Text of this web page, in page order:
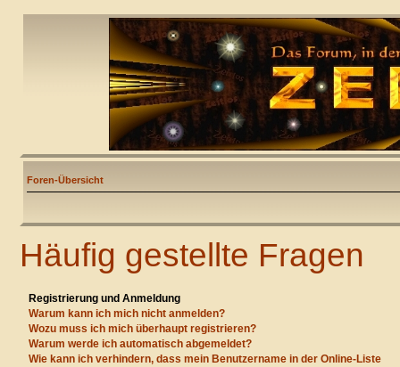
Foren-Übersicht
Häufig gestellte Fragen
Registrierung und Anmeldung
Warum kann ich mich nicht anmelden?
Wozu muss ich mich überhaupt registrieren?
Warum werde ich automatisch abgemeldet?
Wie kann ich verhindern, dass mein Benutzername in der Online-Liste